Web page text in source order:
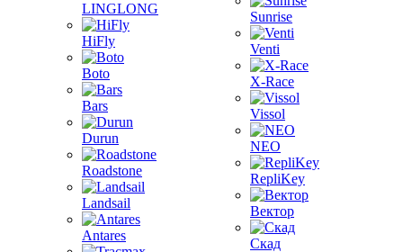
LINGLONG
HiFly
Boto
Bars
Durun
Roadstone
Landsail
Antares
Sunrise
Venti
X-Race
Vissol
NEO
RepliKey
Вектор
Скад